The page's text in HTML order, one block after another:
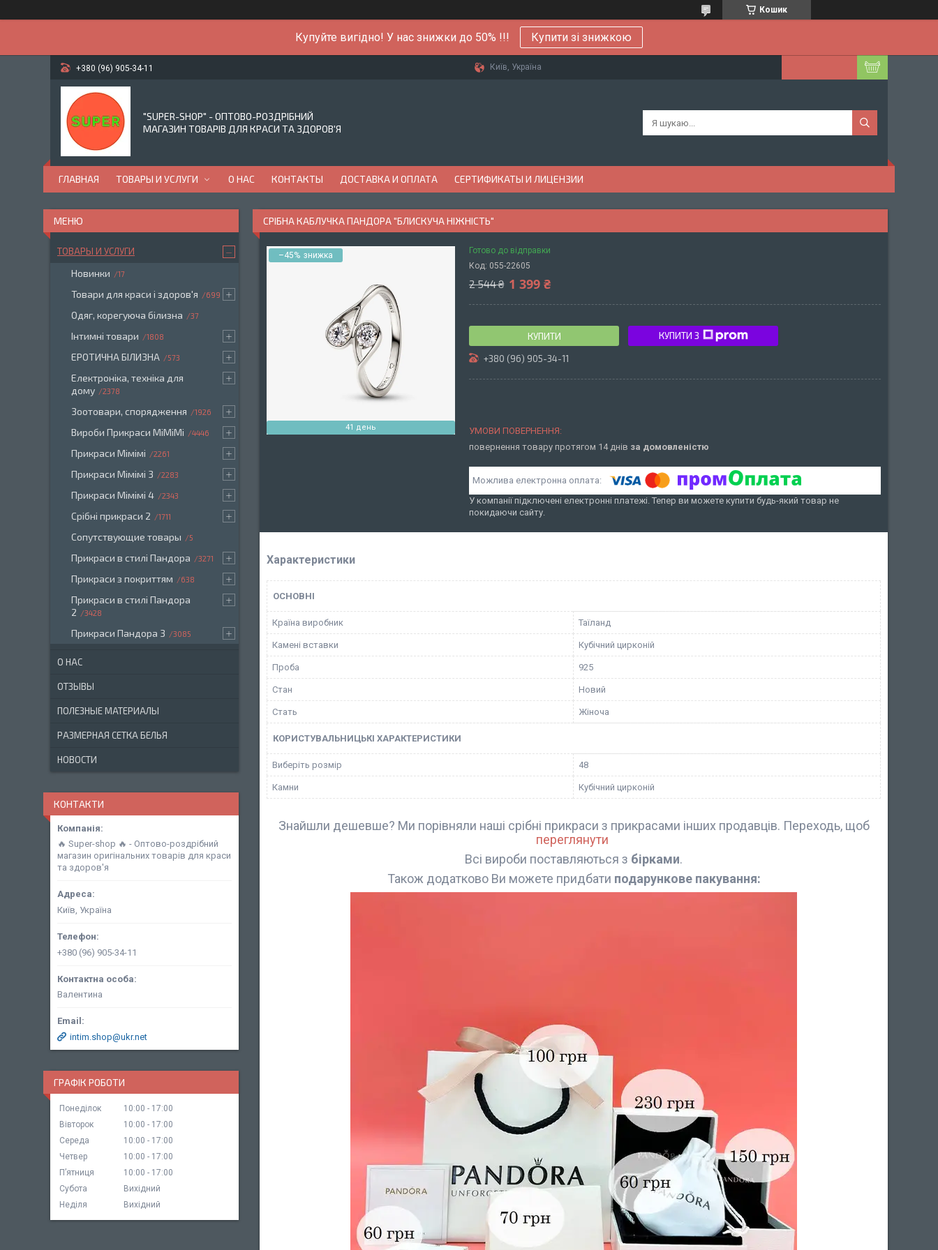
Кошик
Купуйте вигідно! У нас знижки до 50% !!! Купити зі знижкою
+380 (96) 905-34-11 Київ, Україна
"SUPER-SHOP" - ОПТОВО-РОЗДРІБНИЙ
МАГАЗИН ТОВАРІВ ДЛЯ КРАСИ ТА ЗДОРОВ'Я
ГЛАВНАЯ ТОВАРЫ И УСЛУГИ О НАС КОНТАКТЫ ДОСТАВКА И ОПЛАТА СЕРТИФИКАТЫ И ЛИЦЕНЗИИ
СРІБНА КАБЛУЧКА ПАНДОРА "БЛИСКУЧА НІЖНІСТЬ"
–45%
41 день
Готово до відправки
Код: 055-22605
2 544 ₴ 1 399 ₴
КУПИТИ КУПИТИ З
+380 (96) 905-34-11
повернення товару протягом 14 днів за домовленістю
У компанії підключені електронні платежі. Тепер ви можете купити будь-який товар не
покидаючи сайту.
Характеристики
ОСНОВНІ
Країна виробник Таїланд
Камені вставки Кубічний цирконій
Проба 925
Стан Новий
Стать Жіноча
КОРИСТУВАЛЬНИЦЬКІ ХАРАКТЕРИСТИКИ
Виберіть розмір 48
Камни Кубічний цирконій
Знайшли дешевше? Ми порівняли наші срібні прикраси з прикрасами інших продавців. Переходь, щоб
переглянути
Всі вироби поставляються з бірками.
Також додатково Ви можете придбати подарункове пакування:
ТОВАРЫ И УСЛУГИ
Новинки 17
Товари для краси і здоров'я 699
Одяг, корегуюча білизна 37
Інтимні товари 1808
ЕРОТИЧНА БІЛИЗНА 573
Електроніка, техніка для
дому
2378
Зоотовари, спорядження 1926
Вироби Прикраси МіМіМі 4446
Прикраси Мімімі 2261
Прикраси Мімімі 3 2283
Прикраси Мімімі 4 2343
Срібні прикраси 2 1711
Сопутствующие товары 5
Прикраси в стилі Пандора 3271
Прикраси з покриттям 638
Прикраси в стилі Пандора
2
3428
Прикраси Пандора 3 3085
О НАС
ОТЗЫВЫ
ПОЛЕЗНЫЕ МАТЕРИАЛЫ
РАЗМЕРНАЯ СЕТКА БЕЛЬЯ
НОВОСТИ
КОНТАКТИ
🔥 Super-shop 🔥 - Оптово-роздрібний
магазин оригінальних товарів для краси
та здоров'я
Київ, Україна
+380 (96) 905-34-11
Валентина
intim.shop@ukr.net
ГРАФІК РОБОТИ
Понеділок 10:00
17:00
Вівторок
10:00
17:00
Середа
10:00
17:00
Четвер
10:00
17:00
Пʼятниця
10:00
17:00
Субота
Вихідний
Неділя
Вихідний